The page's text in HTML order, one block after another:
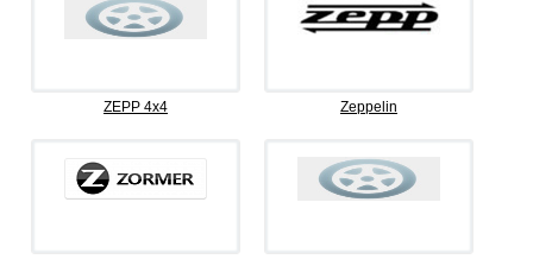
ZEPP 4х4 Zeppelin